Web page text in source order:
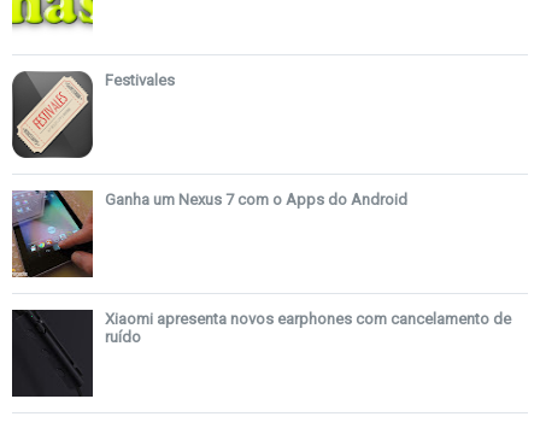
Festivales
Ganha um Nexus 7 com o Apps do Android
Xiaomi apresenta novos earphones com cancelamento de
ruído